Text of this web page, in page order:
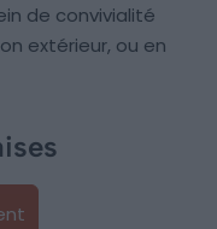
de convivialité
extérieur, ou en